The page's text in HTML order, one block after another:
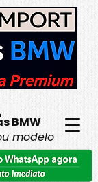
BMW
modelo